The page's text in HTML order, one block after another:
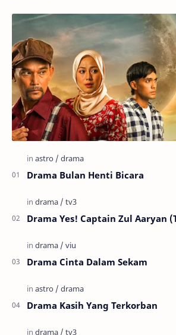
Drama Bulan Henti Bicara
Drama Yes! Captain Zul Aaryan
Drama Cinta Dalam Sekam
Drama Kasih Yang Terkorban